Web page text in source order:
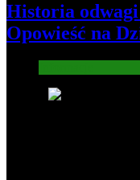
Historia
Opowieść na